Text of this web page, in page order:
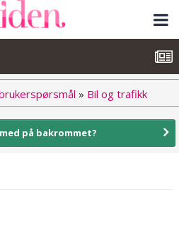
» Bil og trafikk
på bakrommet?